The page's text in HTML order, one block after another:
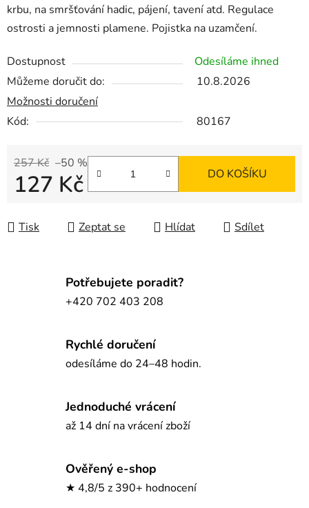
krbu, na smršťování hadic, pájení, tavení atd. Regulace
ostrosti a jemnosti plamene. Pojistka na uzamčení.
Dostupnost
Odesíláme ihned
Můžeme doručit do:
10.8.2026
Možnosti doručení
Kód:
80167
257 Kč –50 %
127 Kč DO KOŠÍKU
Tisk Zeptat se Hlídat Sdílet
Potřebujete poradit?
+420 702 403 208
Rychlé doručení
odesíláme do 24–48 hodin.
Jednoduché vrácení
až 14 dní na vrácení zboží
Ověřený e-shop
★ 4,8/5 z 390+ hodnocení